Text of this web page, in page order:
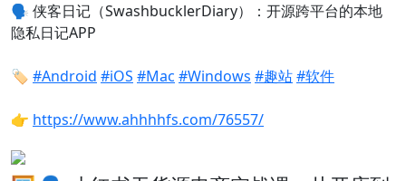
🗣️ 侠客日记（SwashbucklerDiary）：开源跨平台的本地
隐私日记APP
🏷️ #Android #iOS #Mac #Windows #趣站#软件
👉 https://www.ahhhhfs.com/76557/